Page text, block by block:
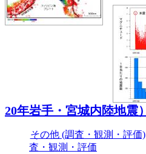
20年岩手・宮城内陸地震）
その他 (調査・観測・評価)
査・観測・評価